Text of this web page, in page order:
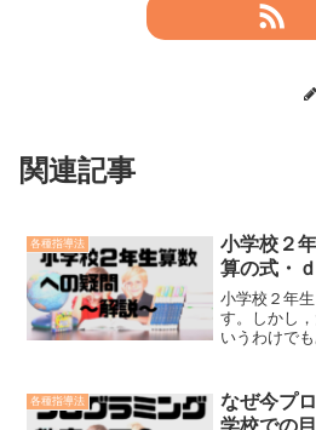
関連記事
各種指導法
小学校２
算の式・
小学校２年
す。しかし
いうわけで
算以外の内
ていただき
各種指導法
なぜ今プ
学校での